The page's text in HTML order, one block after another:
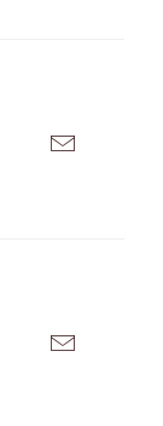

